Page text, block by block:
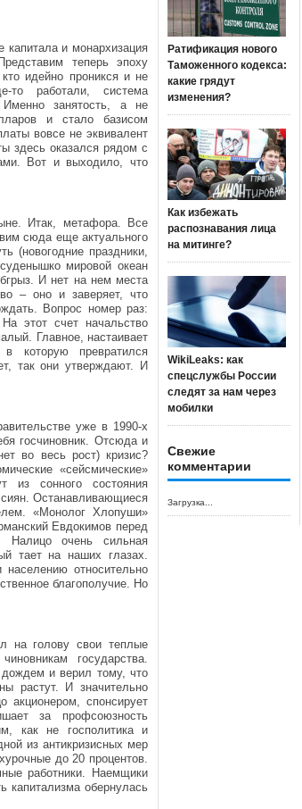
капитала и монархизация
теперь эпоху
идейно проникся и не
то работали, система
занятость, а не
и стало базисом
вовсе не эквивалент
здесь оказался рядом с
Вот и выходило, что
Итак, метафора. Все
сюда еще актуального
(новогодние праздники,
мировой океан
И нет на нем места
– оно и заверяет, что
Вопрос номер раз:
этот счет начальство
Главное, настаивает
которую превратился
так они утверждают. И
уже в 1990-х
госчиновник. Отсюда и
во весь рост) кризис?
«сейсмические»
из сонного состояния
Останавливающиеся
«Монолог Хлопуши»
Евдокимов перед
Налицо очень сильная
тает на наших глазах.
относительно
благополучие. Но
на голову свои теплые
государства.
дождем и верил тому, что
растут. И значительно
акционером, спонсирует
за профсоюзность
как не госполитика и
из антикризисных мер
до 20 процентов.
работники. Наемщики
капитализма обернулась
Ратификация нового
Таможенного кодекса:
какие грядут
изменения?
Как избежать
распознавания лица
на митинге?
WikiLeaks: как
спецслужбы России
следят за нам через
мобилки
Свежие
комментарии
Загрузка...